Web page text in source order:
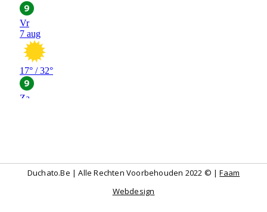
Duchato.be | Alle Rechten Voorbehouden 2022 © |Faam
Webdesign